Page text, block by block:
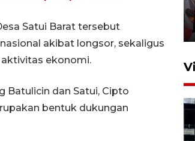
Satui Barat tersebut
akibat longsor, sekaligus
ekonomi.
Batulicin dan Satui, Cipto
bentuk dukungan
2026 21:36